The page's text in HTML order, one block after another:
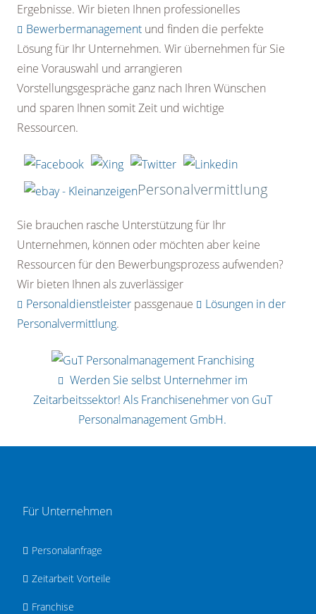
Ergebnisse. Wir bieten Ihnen professionelles
Bewerbermanagement und finden die perfekte
Lösung für Ihr Unternehmen. Wir übernehmen für Sie
eine Vorauswahl und arrangieren
Vorstellungsgespräche ganz nach Ihren Wünschen
und sparen Ihnen somit Zeit und wichtige
Ressourcen.
Personalvermittlung
Sie brauchen rasche Unterstützung für Ihr
Unternehmen, können oder möchten aber keine
Ressourcen für den Bewerbungsprozess aufwenden?
Wir bieten Ihnen als zuverlässiger
Personaldienstleister passgenaue
Lösungen in der
Personalvermittlung.
Werden Sie selbst Unternehmer im
Zeitarbeitssektor! Als Franchisenehmer von GuT
Personalmanagement GmbH.
Für Unternehmen
Personalanfrage
Zeitarbeit Vorteile
Franchise